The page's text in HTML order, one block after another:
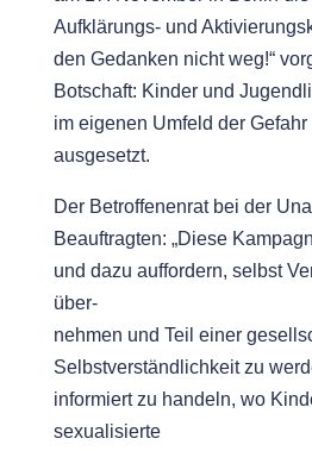
Aufklärungs- und
den Gedanken nicht weg!“
Botschaft: Kinder und
im eigenen Umfeld der
ausgesetzt.
Der Betroffenenrat bei der
Beauftragten: „Diese
und dazu auffordern, selbst
über-
nehmen und Teil einer
Selbstverständlichkeit zu
informiert zu handeln, wo
sexualisierte